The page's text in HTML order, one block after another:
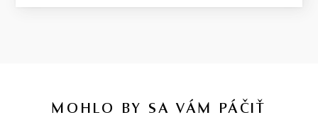
MOHLO BY SA VÁM PÁČIŤ